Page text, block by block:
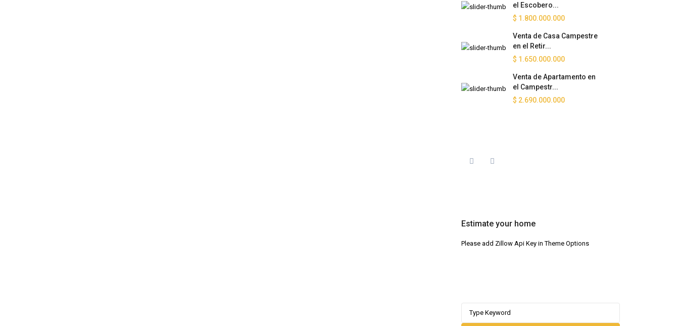
el Escobero...
$ 1.800.000.000
Venta de Casa Campestre
en el Retir...
$ 1.650.000.000
Venta de Apartamento en
el Campestr...
$ 2.690.000.000
Estimate your home
Please add Zillow Api Key in Theme Options